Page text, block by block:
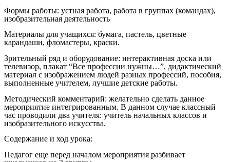
Формы работы: устная работа, работа в группах (командах),
изобразительная деятельность
Материалы для учащихся: бумага, пастель, цветные
карандаши, фломастеры, краски.
Зрительный ряд и оборудование: интерактивная доска или
телевизор, плакат “Все профессии нужны…”, дидактический
материал с изображением людей разных профессий, пособия,
выполненные учителем, лучшие детские работы.
Методический комментарий: желательно сделать данное
мероприятие интегрированным. В данном случае классный
час проводили два учителя: учитель начальных классов и
изобразительного искусства.
Содержание и ход урока:
Педагог еще перед началом мероприятия разбивает